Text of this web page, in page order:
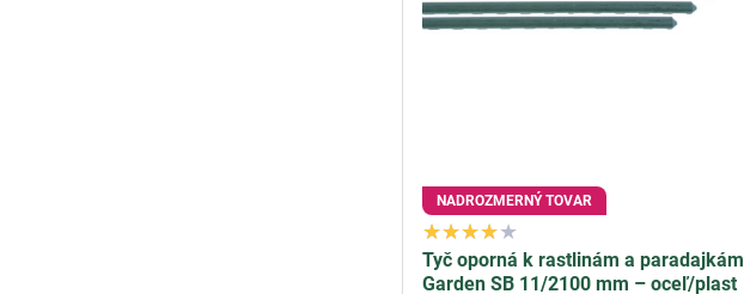
NADROZMERNÝ TOVAR
Tyč oporná k rastlinám a paradajkám
Garden SB 11/2100 mm – oceľ/plast